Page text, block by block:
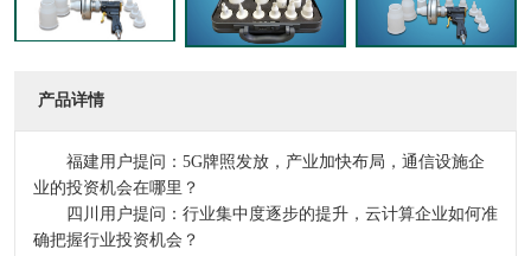
产品详情
福建用户提问：5G牌照发放，产业加快布局，通信设施企
业的投资机会在哪里？
四川用户提问：行业集中度逐步的提升，云计算企业如何准
确把握行业投资机会？